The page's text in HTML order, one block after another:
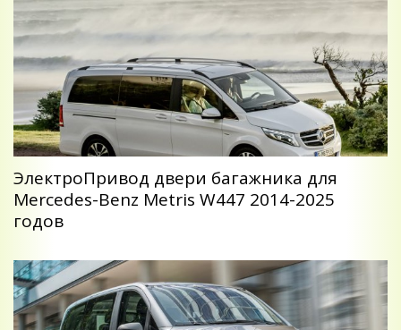
ЭлектроПривод двери багажника для
Mercedes-Benz Metris W447 2014-2025
годов